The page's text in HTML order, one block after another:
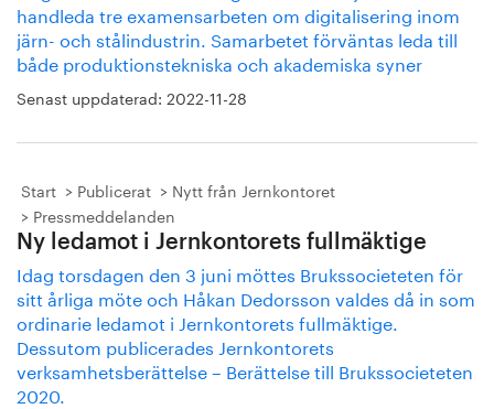
handleda tre examensarbeten om digitalisering inom
järn- och stålindustrin. Samarbetet förväntas leda till
både produktionstekniska och akademiska syner
Senast uppdaterad: 2022-11-28
Start Publicerat
Nytt från Jernkontoret
Pressmeddelanden
Ny ledamot i Jernkontorets fullmäktige
Idag torsdagen den 3 juni möttes Brukssocieteten för
sitt årliga möte och Håkan Dedorsson valdes då in som
ordinarie ledamot i Jernkontorets fullmäktige.
Dessutom publicerades Jernkontorets
verksamhetsberättelse – Berättelse till Brukssocieteten
2020.